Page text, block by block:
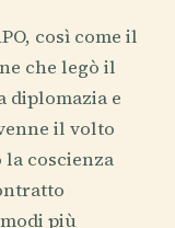
così come il
che legò il
diplomazia e
il volto
coscienza
più